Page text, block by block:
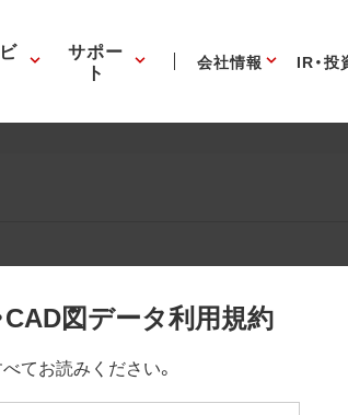
サポー
ト 会社情報 IR・投
図データ利用規約
てお読みください。
ァイルのダウンロードが始まります。
です。PNG画像は原則として背景を透
。ご了承ください。
カラー)」